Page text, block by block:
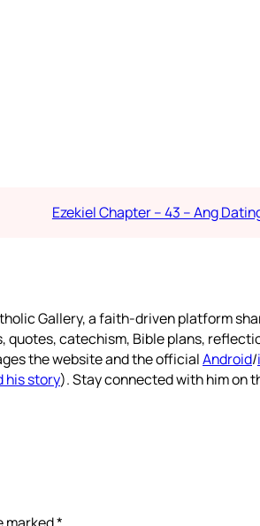
Ezekiel Chapter – 43 – Ang
Gallery, a faith-driven platform
quotes, catechism, Bible plans,
the website and the officialAndroid/
his story). Stay connected with him on